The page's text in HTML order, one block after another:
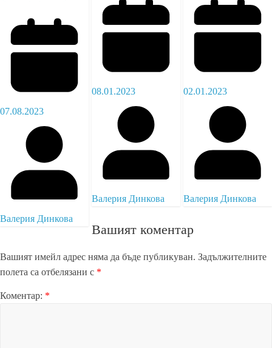
07.08.2023
Валерия Динкова
08.01.2023
Валерия Динкова
02.01.2023
Валерия Динкова
Вашият коментар
Вашият имейл адрес няма да бъде публикуван. Задължителните
полета са отбелязани с *
Коментар: *